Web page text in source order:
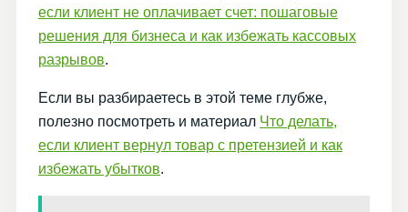
если клиент не оплачивает счет: пошаговые
решения для бизнеса и как избежать кассовых
разрывов.
Если вы разбираетесь в этой теме глубже,
полезно посмотреть и материал Что делать,
если клиент вернул товар с претензией и как
избежать убытков.